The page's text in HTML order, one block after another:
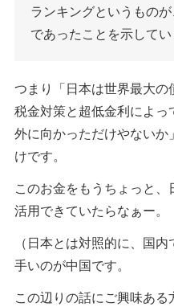
ランキングというもの
であったことを示してい
つまり「日本は世界最大
税金対策と超低金利によ
外に向かっただけやない
けです。
このお金をもうちょっと、
活用できていたらなぁー。
（日本とは対照的に、国
手いのが中国です。
この辺りの話にご興味ある